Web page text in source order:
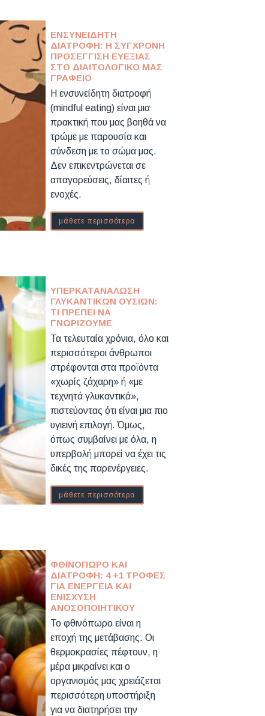
ΕΝΣΥΝΕΊΔΗΤΗ
ΔΙΑΤΡΟΦΉ: Η ΣΎΓΧΡΟΝΗ
ΠΡΟΣΈΓΓΙΣΗ ΕΥΕΞΊΑΣ
ΣΤΟ ΔΙΑΙΤΟΛΟΓΙΚΌ ΜΑΣ
ΓΡΑΦΕΊΟ
Η ενσυνείδητη διατροφή
(mindful eating) είναι μια
πρακτική που μας βοηθά να
τρώμε με παρουσία και
σύνδεση με το σώμα μας.
Δεν επικεντρώνεται σε
απαγορεύσεις, δίαιτες ή
ενοχές.
μάθετε περισσότερα
ΥΠΕΡΚΑΤΑΝΆΛΩΣΗ
ΓΛΥΚΑΝΤΙΚΏΝ ΟΥΣΙΏΝ:
ΤΙ ΠΡΈΠΕΙ ΝΑ
ΓΝΩΡΊΖΟΥΜΕ
Τα τελευταία χρόνια, όλο και
περισσότεροι άνθρωποι
στρέφονται στα προϊόντα
«χωρίς ζάχαρη» ή «με
τεχνητά γλυκαντικά»,
πιστεύοντας ότι είναι μια πιο
υγιεινή επιλογή. Όμως,
όπως συμβαίνει με όλα, η
υπερβολή μπορεί να έχει τις
δικές της παρενέργειες.
μάθετε περισσότερα
ΦΘΙΝΌΠΩΡΟ ΚΑΙ
ΔΙΑΤΡΟΦΉ: 4 +1 ΤΡΟΦΈΣ
ΓΙΑ ΕΝΈΡΓΕΙΑ ΚΑΙ
ΕΝΊΣΧΥΣΗ
ΑΝΟΣΟΠΟΙΗΤΙΚΟΎ
Το φθινόπωρο είναι η
εποχή της μετάβασης. Οι
θερμοκρασίες πέφτουν, η
μέρα μικραίνει και ο
οργανισμός μας χρειάζεται
περισσότερη υποστήριξη
για να διατηρήσει την